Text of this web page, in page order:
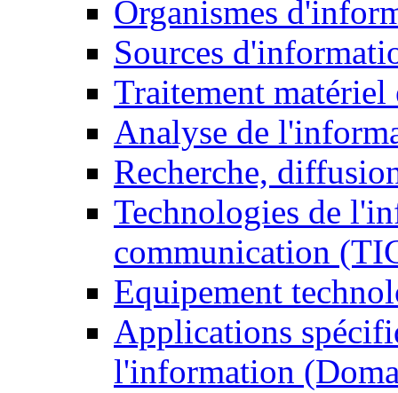
Organismes
Sources
Traitement matériel
Analyse de
Recherche,
Technologies de
communication
Equipement
Applications
l'information